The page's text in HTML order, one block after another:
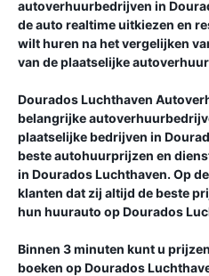
autoverhuurbedrijven in
de auto realtime uitkiezen en
wilt huren na het vergelijken
van de plaatselijke
Dourados Luchthaven
belangrijke
plaatselijke bedrijven in
beste autohuurprijzen en
in Dourados Luchthaven. Op
klanten dat zij altijd de beste
hun huurauto opDourados
Binnen 3 minuten kunt u
boeken opDourados